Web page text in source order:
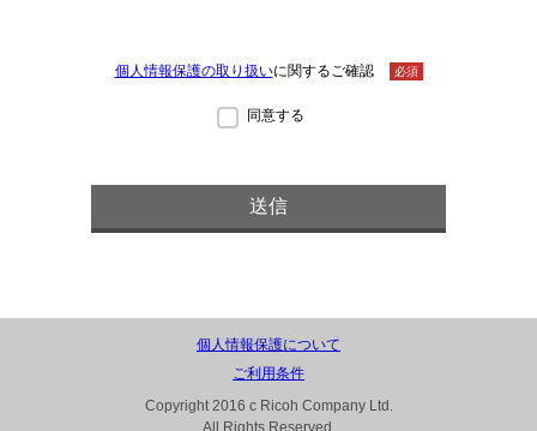
個人情報保護の取り扱いに関するご確認 必須
同意する
個人情報保護について
ご利用条件
Copyright 2016 c Ricoh Company Ltd.